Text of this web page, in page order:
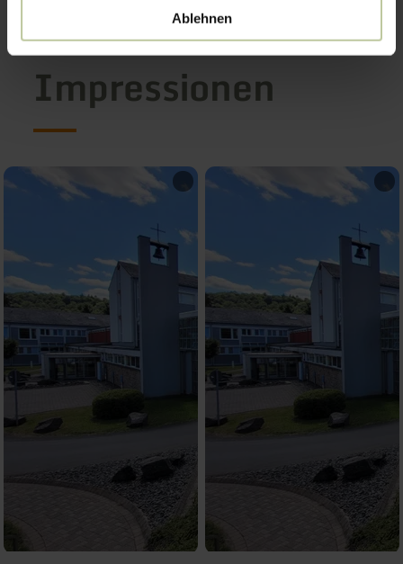
Ablehnen
Impressionen